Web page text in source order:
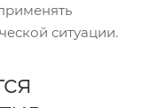
ситуации.